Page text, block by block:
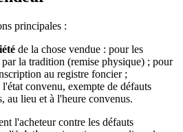
principales :
de la chose vendue : pour les
par la tradition (remise physique) ; pour
au registre foncier ;
l'état convenu, exempte de défauts
au lieu et à l'heure convenus.
l'acheteur contre les défauts